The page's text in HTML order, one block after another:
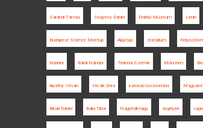
Sárándi Tamás Segyevy Dániel Erdélyi Múzeum Lenin
Budapest Science Meetup Algyógy statárium
Korridor Bárdi Nándor Trianoni Szemle München
Apáthy István Hicsik Dóra katonai összeomlás
Bihari Dániel Balla Tibor Nagyhalmágy segélyek